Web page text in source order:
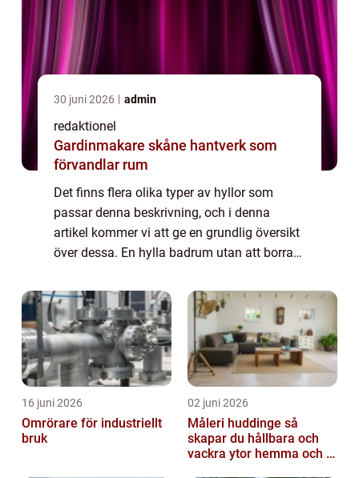
30 juni 2026 admin
redaktionel
Gardinmakare skåne hantverk som
förvandlar rum
Det finns flera olika typer av hyllor som
passar denna beskrivning, och i denna
artikel kommer vi att ge en grundlig översikt
över dessa. En hylla badrum utan att borra
genom att borra hål i väggen. Istället anv...
16 juni 2026
Omrörare för industriellt
bruk
02 juni 2026
Måleri huddinge så
skapar du hållbara och
vackra ytor hemma och i